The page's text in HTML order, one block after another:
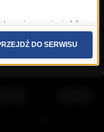
akceptację
Radio Muzyka
z o.o. sp. k.
usunięcia lub
skargi do
W polityce prywatności
Szczegółowe
znajdują się w
DO SERWISU